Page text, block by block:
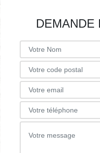
DEMANDE